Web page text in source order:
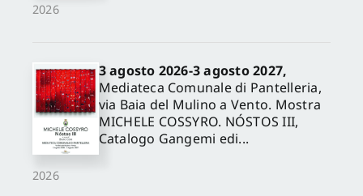
2026
2026
3 agosto 2026-3 agosto 2027,
Mediateca Comunale di Pantelleria,
via Baia del Mulino a Vento. Mostra
MICHELE COSSYRO. NÓSTOS III,
Catalogo Gangemi edi...